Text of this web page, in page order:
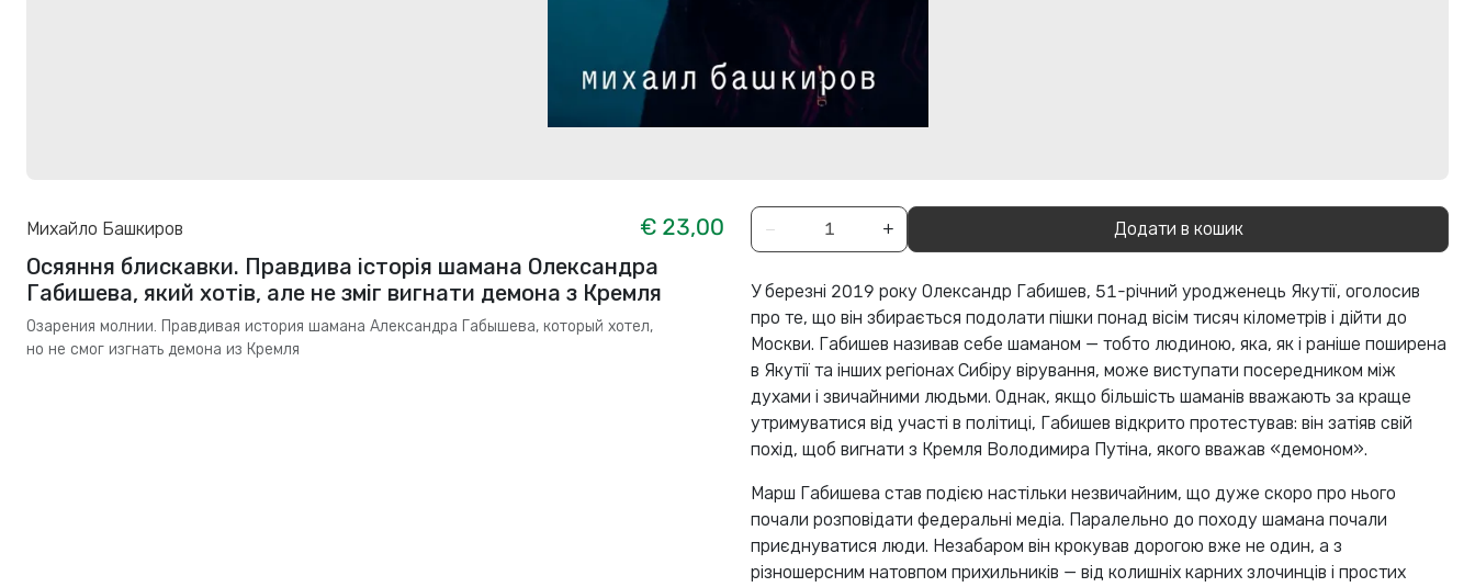
Михайло Башкиров
€ 23,00
Осяяння блискавки. Правдива історія шамана Олександра
Габишева, який хотів, але не зміг вигнати демона з Кремля
Озарения молнии. Правдивая история шамана Александра Габышева, который хотел,
но не смог изгнать демона из Кремля
− + Додати в кошик
У березні 2019 року Олександр Габишев, 51-річний уродженець Якутії, оголосив
про те, що він збирається подолати пішки понад вісім тисяч кілометрів і дійти до
Москви. Габишев називав себе шаманом — тобто людиною, яка, як і раніше поширена
в Якутії та інших регіонах Сибіру вірування, може виступати посередником між
духами і звичайними людьми. Однак, якщо більшість шаманів вважають за краще
утримуватися від участі в політиці, Габишев відкрито протестував: він затіяв свій
похід, щоб вигнати з Кремля Володимира Путіна, якого вважав «демоном».
Марш Габишева став подією настільки незвичайним, що дуже скоро про нього
почали розповідати федеральні медіа. Паралельно до походу шамана почали
приєднуватися люди. Незабаром він крокував дорогою вже не один, а з
різношерсним натовпом прихильників — від колишніх карних злочинців і простих